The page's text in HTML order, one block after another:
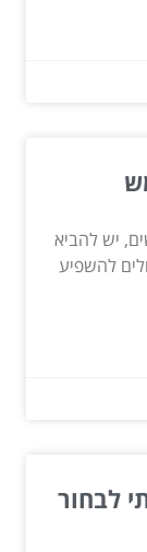
יש להביא
להשפיע
לבחור